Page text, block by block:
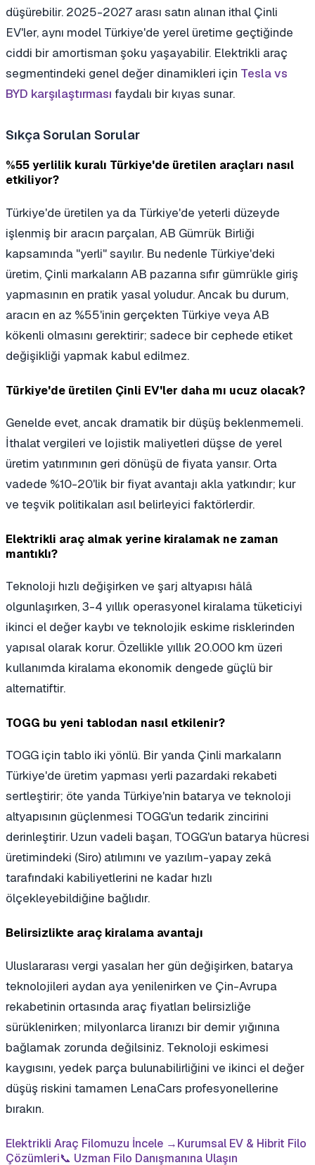
düşürebilir. 2025-2027 arası satın alınan ithal Çinli
EV'ler, aynı model Türkiye'de yerel üretime geçtiğinde
ciddi bir amortisman şoku yaşayabilir. Elektrikli araç
segmentindeki genel değer dinamikleri için Tesla vs
BYD karşılaştırması faydalı bir kıyas sunar.
Sıkça Sorulan Sorular
%55 yerlilik kuralı Türkiye'de üretilen araçları nasıl
etkiliyor?
Türkiye'de üretilen ya da Türkiye'de yeterli düzeyde
işlenmiş bir aracın parçaları, AB Gümrük Birliği
kapsamında "yerli" sayılır. Bu nedenle Türkiye'deki
üretim, Çinli markaların AB pazarına sıfır gümrükle giriş
yapmasının en pratik yasal yoludur. Ancak bu durum,
aracın en az %55'inin gerçekten Türkiye veya AB
kökenli olmasını gerektirir; sadece bir cephede etiket
değişikliği yapmak kabul edilmez.
Türkiye'de üretilen Çinli EV'ler daha mı ucuz olacak?
Genelde evet, ancak dramatik bir düşüş beklenmemeli.
İthalat vergileri ve lojistik maliyetleri düşse de yerel
üretim yatırımının geri dönüşü de fiyata yansır. Orta
vadede %10-20'lik bir fiyat avantajı akla yatkındır; kur
ve teşvik politikaları asıl belirleyici faktörlerdir.
Elektrikli araç almak yerine kiralamak ne zaman
mantıklı?
Teknoloji hızlı değişirken ve şarj altyapısı hâlâ
olgunlaşırken, 3-4 yıllık operasyonel kiralama tüketiciyi
ikinci el değer kaybı ve teknolojik eskime risklerinden
yapısal olarak korur. Özellikle yıllık 20.000 km üzeri
kullanımda kiralama ekonomik dengede güçlü bir
alternatiftir.
TOGG bu yeni tablodan nasıl etkilenir?
TOGG için tablo iki yönlü. Bir yanda Çinli markaların
Türkiye'de üretim yapması yerli pazardaki rekabeti
sertleştirir; öte yanda Türkiye'nin batarya ve teknoloji
altyapısının güçlenmesi TOGG'un tedarik zincirini
derinleştirir. Uzun vadeli başarı, TOGG'un batarya hücresi
üretimindeki (Siro) atılımını ve yazılım-yapay zekâ
tarafındaki kabiliyetlerini ne kadar hızlı
ölçekleyebildiğine bağlıdır.
Belirsizlikte araç kiralama avantajı
Uluslararası vergi yasaları her gün değişirken, batarya
teknolojileri aydan aya yenilenirken ve Çin-Avrupa
rekabetinin ortasında araç fiyatları belirsizliğe
sürüklenirken; milyonlarca liranızı bir demir yığınına
bağlamak zorunda değilsiniz. Teknoloji eskimesi
kaygısını, yedek parça bulunabilirliğini ve ikinci el değer
düşüş riskini tamamen LenaCars profesyonellerine
bırakın.
Elektrikli Araç Filomuzu İncele →Kurumsal EV & Hibrit Filo
Çözümleri📞 Uzman Filo Danışmanına Ulaşın